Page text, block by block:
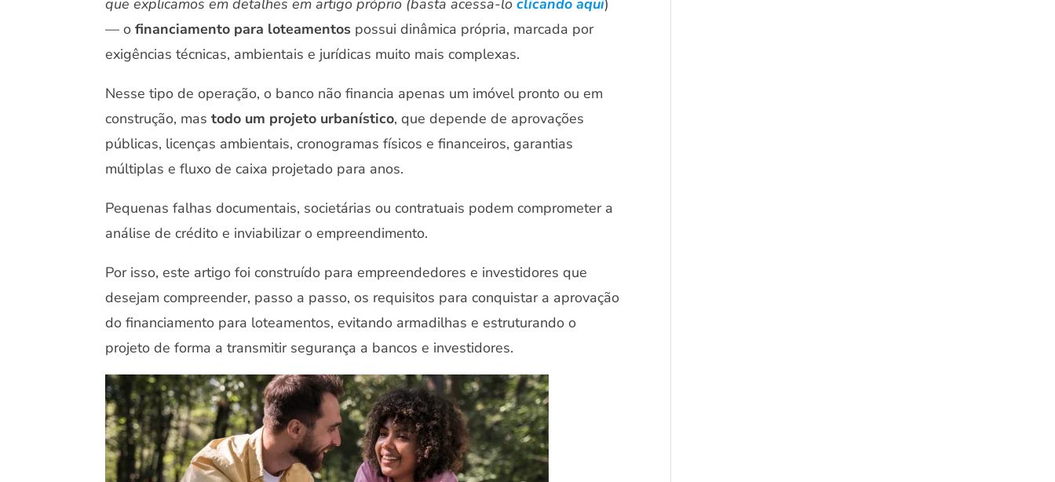
— ofinanciamento para loteamentos possui dinâmica própria, marcada por
exigências técnicas, ambientais e jurídicas muito mais complexas.
Nesse tipo de operação, o banco não financia apenas um imóvel pronto ou em
construção, mastodo um projeto urbanístico, que depende de aprovações
públicas, licenças ambientais, cronogramas físicos e financeiros, garantias
múltiplas e fluxo de caixa projetado para anos.
Pequenas falhas documentais, societárias ou contratuais podem comprometer a
análise de crédito e inviabilizar o empreendimento.
Por isso, este artigo foi construído para empreendedores e investidores que
desejam compreender, passo a passo, os requisitos para conquistar a aprovação
do financiamento para loteamentos, evitando armadilhas e estruturando o
projeto de forma a transmitir segurança a bancos e investidores.